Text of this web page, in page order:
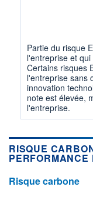
Partie du risque
l'entreprise et
Certains risques
l'entreprise sans
innovation
note est élevée,
l'entreprise.
RISQUE
Risque carbone